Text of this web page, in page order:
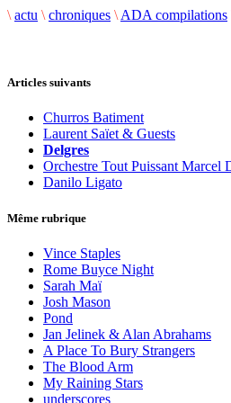
\ actu \ chroniques \ ADA compilations
Articles suivants
Churros Batiment
Laurent Saïet & Guests
Delgres
Orchestre Tout Puissant Marcel
Danilo Ligato
Même rubrique
Vince Staples
Rome Buyce Night
Sarah Maï
Josh Mason
Pond
Jan Jelinek & Alan Abrahams
A Place To Bury Strangers
The Blood Arm
My Raining Stars
underscores